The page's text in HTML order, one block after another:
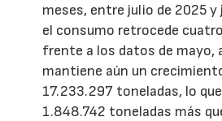
meses, entre julio de 2025
el consumo retrocede
frente a los datos de mayo,
mantiene aún un
17.233.297 toneladas, lo
1.848.742 toneladas más